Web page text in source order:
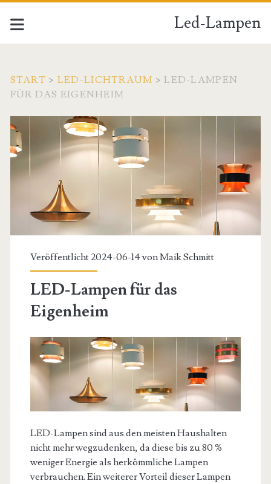
Led-Lampen
START > LED-LICHTRAUM >LED-LAMPEN
FÜR DAS EIGENHEIM
Veröffentlicht 2024-06-14 vonMaik Schmitt
LED-Lampen für das
Eigenheim
LED-Lampen sind aus den meisten Haushalten
nicht mehr wegzudenken, da diese bis zu 80 %
weniger Energie als herkömmliche Lampen
verbrauchen. Ein weiterer Vorteil dieser Lampen